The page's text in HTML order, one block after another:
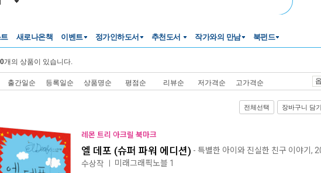
새로나온책 이벤트 정가인하도서 추천도서 작가와의 만남 북펀드
개의 상품이 있습니다.
출간일순 등록일순 상품명순 평점순 리뷰순 저가격순 고가격순
전체선택 장바구니 담기
레몬 트리 아크릴 북마크
엘 데포 (슈퍼 파워 에디션) - 특별한 아이와 진실한 친구 이야기,
수상작 미래그래픽노블 1